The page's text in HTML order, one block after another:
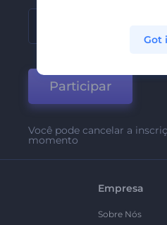
Participar
Você pode cancelar a
momento
Empresa
Sobre Nós
Got